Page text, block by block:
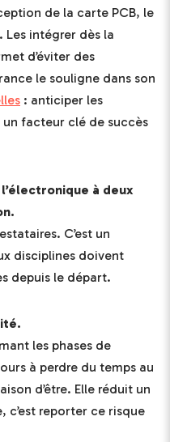
de la carte PCB, le
intégrer dès la
d’éviter des
le souligne dans son
: anticiper les
facteur clé de succès
à deux
C’est un
disciplines doivent
depuis le départ.
les phases de
à perdre du temps au
d’être. Elle réduit un
c’est reporter ce risque